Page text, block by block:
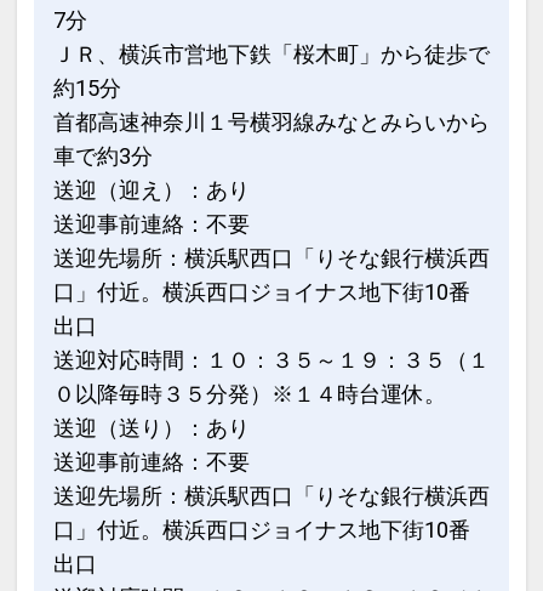
7分
ＪＲ、横浜市営地下鉄「桜木町」から徒歩で
約15分
首都高速神奈川１号横羽線みなとみらいから
車で約3分
送迎（迎え）：あり
送迎事前連絡：不要
送迎先場所：横浜駅西口「りそな銀行横浜西
口」付近。横浜西口ジョイナス地下街10番
出口
送迎対応時間：１０：３５～１９：３５（１
０以降毎時３５分発）※１４時台運休。
送迎（送り）：あり
送迎事前連絡：不要
送迎先場所：横浜駅西口「りそな銀行横浜西
口」付近。横浜西口ジョイナス地下街10番
出口